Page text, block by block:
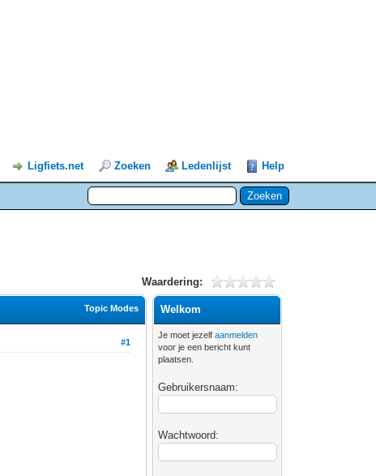
Ligfiets.net Zoeken Ledenlijst Help
Waardering:
Topic Modes
#1
Welkom
Je moet jezelfaanmelden
voor je een bericht kunt
plaatsen.
Gebruikersnaam:
Wachtwoord: